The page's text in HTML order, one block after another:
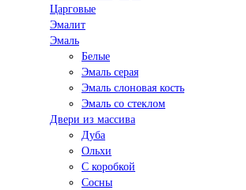
Царговые
Эмалит
Эмаль
Белые
Эмаль серая
Эмаль слоновая кость
Эмаль со стеклом
Двери из массива
Дуба
Ольхи
С коробкой
Сосны